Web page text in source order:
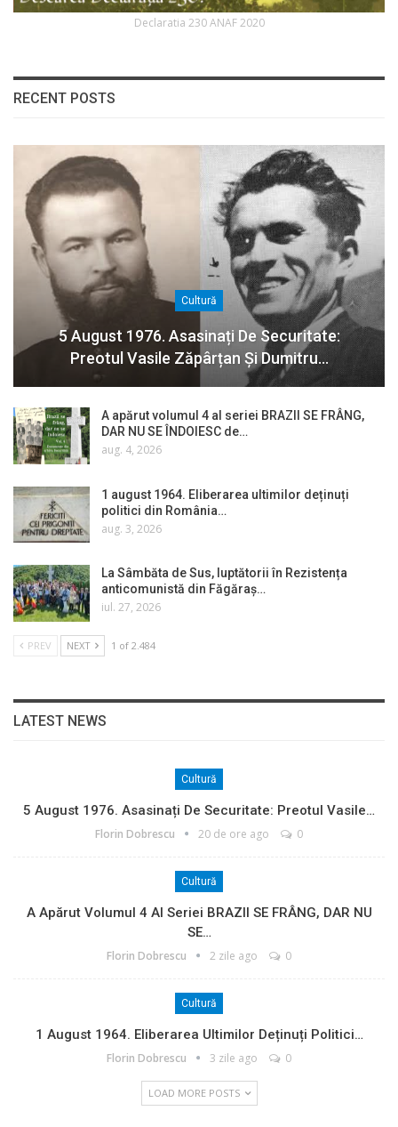
Declaratia 230 ANAF 2020
RECENT POSTS
Cultură
5 August 1976. Asasinați De Securitate:
Preotul Vasile Zăpârțan Și Dumitru…
A apărut volumul 4 al seriei BRAZII SE FRÂNG,
DAR NU SE ÎNDOIESC de…
aug. 4, 2026
1 august 1964. Eliberarea ultimilor deținuți
politici din România…
aug. 3, 2026
La Sâmbăta de Sus, luptătorii în Rezistența
anticomunistă din Făgăraș…
iul. 27, 2026
PREV NEXT 1 of 2.484
LATEST NEWS
Cultură
5 August 1976. Asasinați De Securitate: Preotul Vasile…
Florin Dobrescu 20 de ore ago 0
Cultură
A Apărut Volumul 4 Al Seriei BRAZII SE FRÂNG, DAR NU
SE…
Florin Dobrescu 2 zile ago 0
Cultură
1 August 1964. Eliberarea Ultimilor Deținuți Politici…
Florin Dobrescu 3 zile ago 0
LOAD MORE POSTS